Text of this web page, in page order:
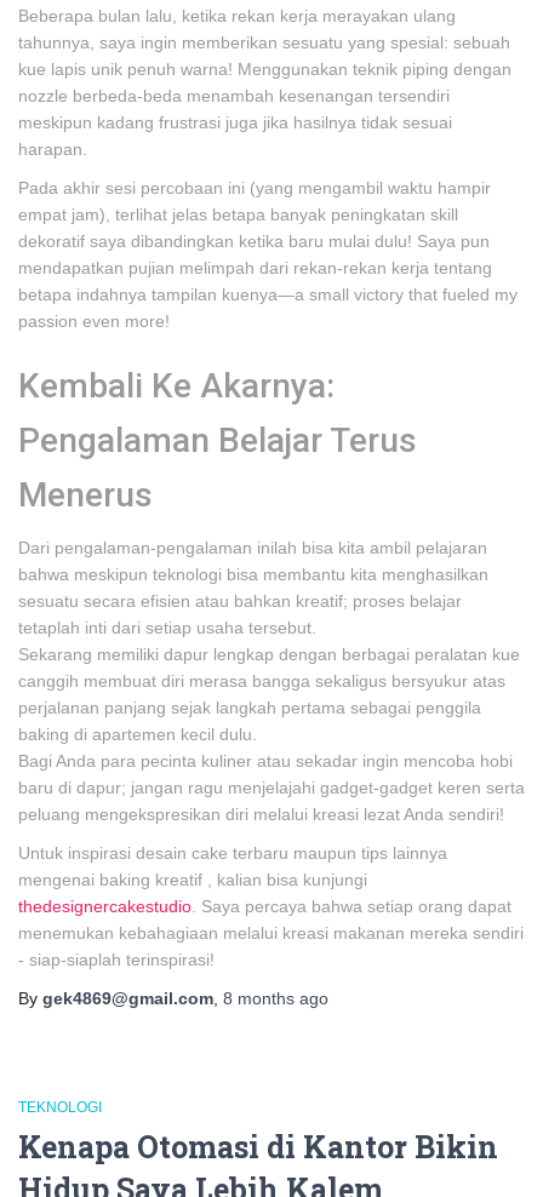
Beberapa bulan lalu, ketika rekan kerja merayakan ulang
tahunnya, saya ingin memberikan sesuatu yang spesial: sebuah
kue lapis unik penuh warna! Menggunakan teknik piping dengan
nozzle berbeda-beda menambah kesenangan tersendiri
meskipun kadang frustrasi juga jika hasilnya tidak sesuai
harapan.
Pada akhir sesi percobaan ini (yang mengambil waktu hampir
empat jam), terlihat jelas betapa banyak peningkatan skill
dekoratif saya dibandingkan ketika baru mulai dulu! Saya pun
mendapatkan pujian melimpah dari rekan-rekan kerja tentang
betapa indahnya tampilan kuenya—a small victory that fueled my
passion even more!
Kembali Ke Akarnya:
Pengalaman Belajar Terus
Menerus
Dari pengalaman-pengalaman inilah bisa kita ambil pelajaran
bahwa meskipun teknologi bisa membantu kita menghasilkan
sesuatu secara efisien atau bahkan kreatif; proses belajar
tetaplah inti dari setiap usaha tersebut.
Sekarang memiliki dapur lengkap dengan berbagai peralatan kue
canggih membuat diri merasa bangga sekaligus bersyukur atas
perjalanan panjang sejak langkah pertama sebagai penggila
baking di apartemen kecil dulu.
Bagi Anda para pecinta kuliner atau sekadar ingin mencoba hobi
baru di dapur; jangan ragu menjelajahi gadget-gadget keren serta
peluang mengekspresikan diri melalui kreasi lezat Anda sendiri!
Untuk inspirasi desain cake terbaru maupun tips lainnya
mengenai baking kreatif , kalian bisa kunjungi
thedesignercakestudio . Saya percaya bahwa setiap orang dapat
menemukan kebahagiaan melalui kreasi makanan mereka sendiri
- siap-siaplah terinspirasi!
By gek4869@gmail.com 8 months ago
TEKNOLOGI
Kenapa Otomasi di Kantor Bikin